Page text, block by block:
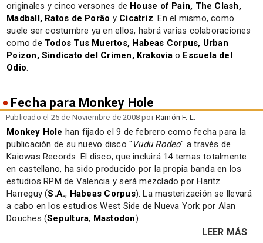
originales y cinco versones de House of Pain, The Clash,
Madball, Ratos de Porâo y Cicatriz. En el mismo, como
suele ser costumbre ya en ellos, habrá varias colaboraciones
como de Todos Tus Muertos, Habeas Corpus, Urban
Poizon, Sindicato del Crimen, Krakoviao Escuela del
Odio.
Fecha para Monkey Hole
Publicado el 25 de Noviembre de 2008 porRamón F. L.
Monkey Hole han fijado el 9 de febrero como fecha para la
publicación de su nuevo disco " Vudu Rodeo" a través de
Kaiowas Records. El disco, que incluirá 14 temas totalmente
en castellano, ha sido producido por la propia banda en los
estudios RPM de Valencia y será mezclado por Haritz
Harreguy (S.A., Habeas Corpus). La masterización se llevará
a cabo en los estudios West Side de Nueva York por Alan
Douches (Sepultura, Mastodon).
LEER MÁS